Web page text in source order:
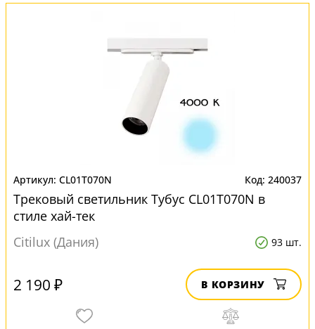
CL01T070N 240037
Трековый светильник Тубус CL01T070N в
стиле хай-тек
Citilux (Дания)
93 шт.
2 190 ₽ В КОРЗИНУ